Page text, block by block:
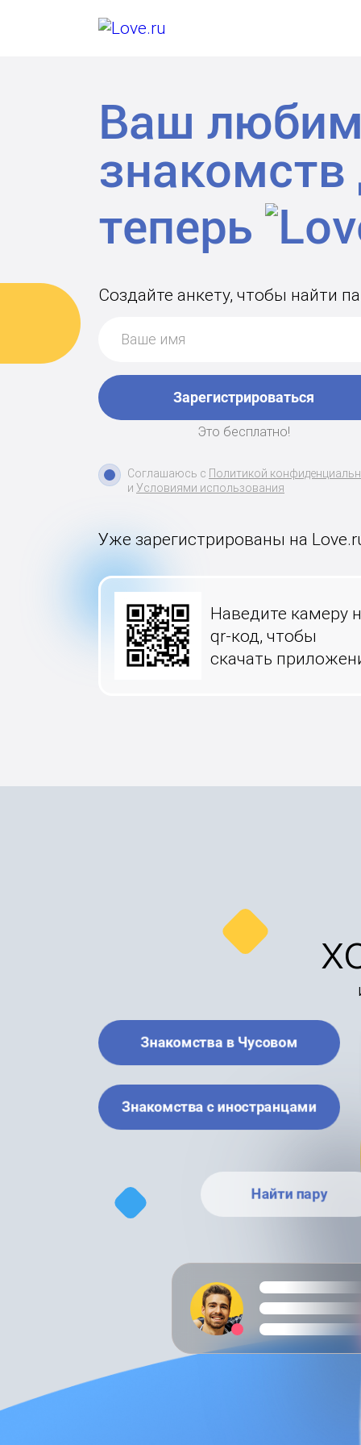
Ваш
знакомств
теперь
Создайте анкету, чтобы найти
Зарегистрироваться
Это бесплатно!
Соглашаюсь с Политикой
и Условиями использования
Уже зарегистрированы на
Наведите камеру
qr-код, чтобы
скачать
Знакомства в Чусовом
Знакомства с иностранцами
Найти пару